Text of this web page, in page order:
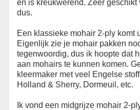
en is kreukwerend. Zeer geschikt
dus.
Een klassieke mohair 2-ply komt
Eigenlijk zie je mohair pakken
tegenwoordig, dus ik hoopte dat
aan mohairs te kunnen komen.
kleermaker met veel Engelse
Holland & Sherry, Dormeuil, etc.
Ik vond een midgrijze mohair 2-